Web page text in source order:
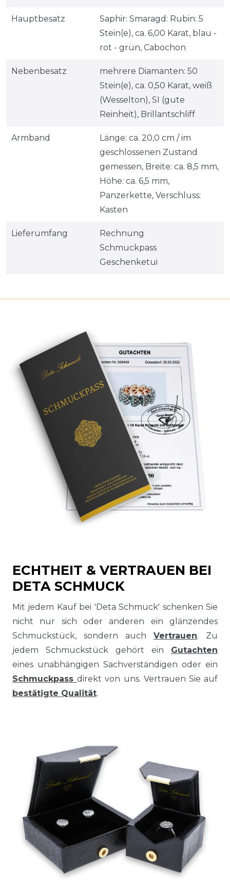
Hauptbesatz
Saphir: Smaragd: Rubin: 5
Stein(e), ca. 6,00 Karat, blau -
rot - grün, Cabochon
Nebenbesatz
mehrere Diamanten: 50
Stein(e), ca. 0,50 Karat, weiß
(Wesselton), SI (gute
Reinheit), Brillantschliff
Armband
Länge: ca. 20,0 cm / im
geschlossenen Zustand
gemessen, Breite: ca. 8,5 mm,
Höhe: ca. 6,5 mm,
Panzerkette, Verschluss:
Kasten
Lieferumfang
Rechnung
Schmuckpass
Geschenketui
ECHTHEIT & VERTRAUEN BEI
DETA SCHMUCK
Mit jedem Kauf bei 'Deta Schmuck' schenken Sie
nicht nur sich oder anderen ein glänzendes
Schmuckstück, sondern auch Vertrauen. Zu
jedem Schmuckstück gehört ein Gutachten
eines unabhängigen Sachverständigen oder ein
Schmuckpassdirekt von uns. Vertrauen Sie auf
bestätigte Qualität.